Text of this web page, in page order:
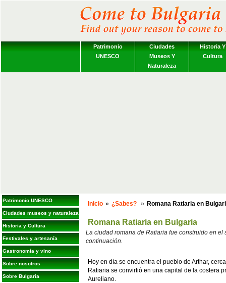
Patrimonio
UNESCO
Ciudades
Museos Y
Naturaleza
Historia Y
Cultura
Patrimonio UNESCO
Ciudades museos y naturaleza
Historia y Cultura
Festivales y artesanía
Gastronomía y vino
Sobre nosotros
Sobre Bulgaria
Inicio » ¿Sabes? » Romana Ratiaria en
Romana Ratiaria en Bulgaria
La ciudad romana de Ratiaria fue construido en
continuación.
Hoy en día se encuentra el pueblo de Arthar,
Ratiaria se convirtió en una capital de la costera
Aureliano.